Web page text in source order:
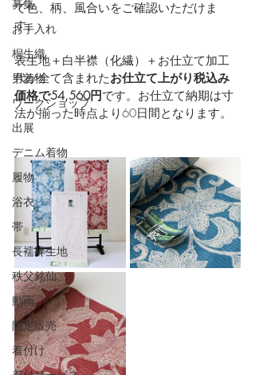
募集
お手入れ
桐生織
男着物
ワークショップ
出展
デニム着物
履物
浴衣
帯
長襦袢生地
秩父銘仙
動画
限定販売
着付け
て色、柄、風合いをご確認いただけま
す。
表生地＋白半襟（化繊）＋お仕立て加工
代が全て含まれたお仕立て上がり税込み
価格で54,560円です。お仕立て納期は寸
法が揃った時点より60日間となります。